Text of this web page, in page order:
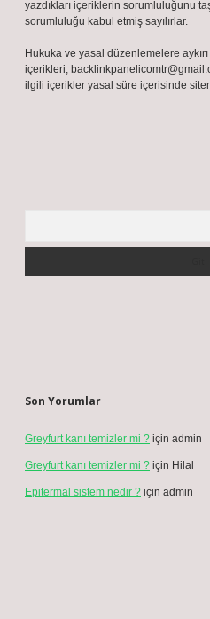
yazdıkları içeriklerin sorumluluğunu
sorumluluğu kabul etmiş sayılırlar.
Hukuka ve yasal düzenlemelere
içerikleri,
ilgili içerikler yasal süre içerisinde
Son Yorumlar
Greyfurt kanı temizler mi ? için admin
Greyfurt kanı temizler mi ? için Hilal
Epitermal sistem nedir ? için admin